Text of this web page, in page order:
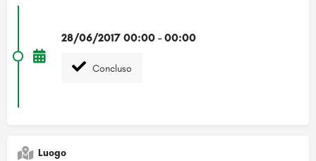
28/06/2017 00:00 - 00:00
Concluso
Luogo